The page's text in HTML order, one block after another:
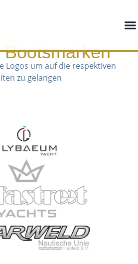
Logos um auf die respektiven
zu gelangen